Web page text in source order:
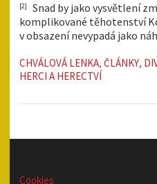
[2]
Snad by jako vysvětlení
komplikované těhotenství
v obsazení nevypadá jako
CHVÁLOVÁ LENKA, ČLÁNKY,
HERCI A HERECTVÍ
Cookies